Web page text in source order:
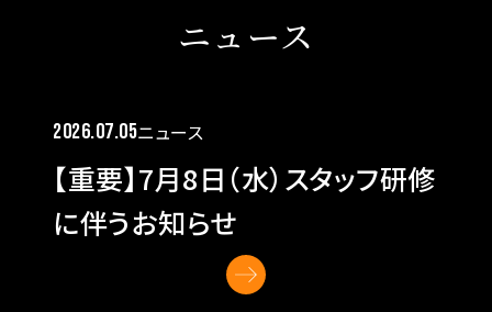
ニュース
2026.07.05ニュース
【重要】7月8日（水）スタッフ研修
に伴うお知らせ